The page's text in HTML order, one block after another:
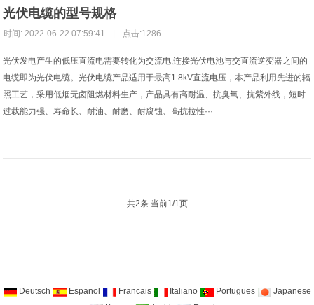
光伏电缆的型号规格
间: 2022-06-22 07:59:41 点击:1286
光伏发电产生的低压直流电需要转化为交流电,连接光伏电池与交直流逆变器之间的
电缆即为光伏电缆。光伏电缆产品适用于最高1.8kV直流电压，本产品利用先进的辐
照工艺，采用低烟无卤阻燃材料生产，产品具有高耐温、抗臭氧、抗紫外线，短时
过载能力强、寿命长、耐油、耐磨、耐腐蚀、高抗拉性···
共2条 当前1/1页
Deutsch Espanol Francais Italiano Portugues
Japanese